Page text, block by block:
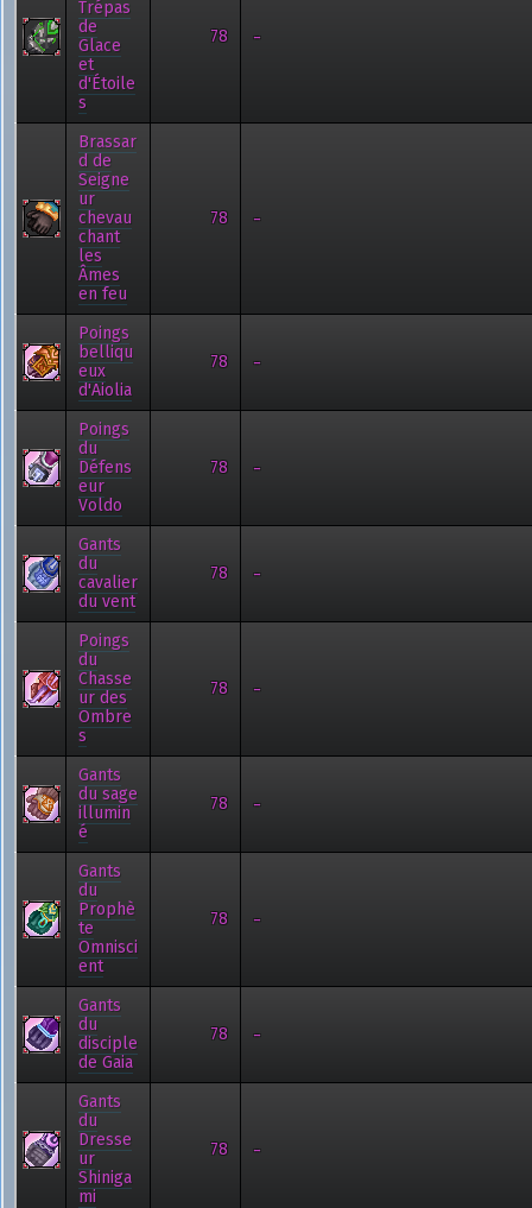
Trépas
de
Glace
et
d'Étoile
s
78 -
Brassar
d de
Seigne
ur
chevau
chant
les
Âmes
en feu
78 -
Poings
belliqu
eux
d'Aiolia
78 -
Poings
du
Défens
eur
Voldo
78 -
Gants
du
cavalier
du vent
78 -
Poings
du
Chasse
ur des
Ombre
s
78 -
Gants
du sage
illumin
é
78 -
Gants
du
Prophè
te
Omnisci
ent
78 -
Gants
du
disciple
de Gaia
78 -
Gants
du
Dresse
ur
Shiniga
mi
78 -